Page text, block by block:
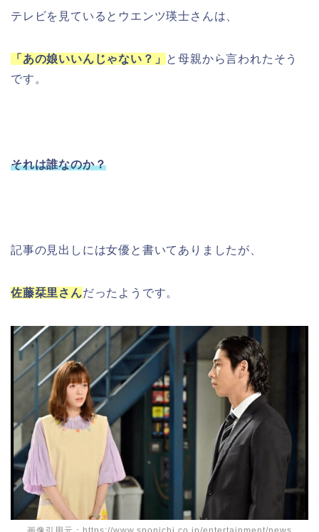
テレビを見ているとウエンツ瑛士さんは、
「あの娘いいんじゃない？」 と母親から言われたそう
です。
それは誰なのか？
記事の見出しには女優と書いてありましたが、
佐藤栞里さんだったようです。